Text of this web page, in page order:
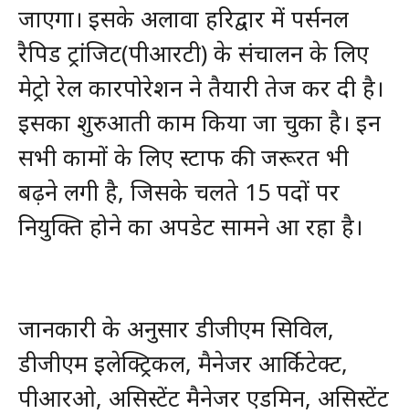
जाएगा। इसके अलावा हरिद्वार में पर्सनल
रैपिड ट्रांजिट(पीआरटी) के संचालन के लिए
मेट्रो रेल कारपोरेशन ने तैयारी तेज कर दी है।
इसका शुरुआती काम किया जा चुका है। इन
सभी कामों के लिए स्टाफ की जरूरत भी
बढ़ने लगी है, जिसके चलते 15 पदों पर
नियुक्ति होने का अपडेट सामने आ रहा है।
जानकारी के अनुसार डीजीएम सिविल,
डीजीएम इलेक्ट्रिकल, मैनेजर आर्किटेक्ट,
पीआरओ, असिस्टेंट मैनेजर एडमिन, असिस्टेंट